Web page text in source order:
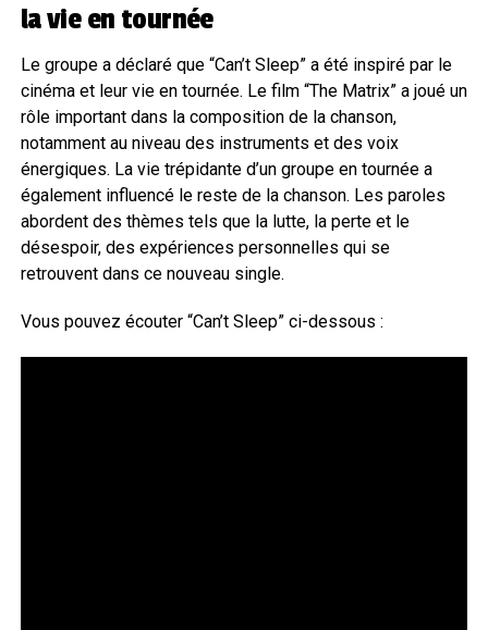
la vie en tournée
Le groupe a déclaré que “Can’t Sleep” a été inspiré par le
cinéma et leur vie en tournée. Le film “The Matrix” a joué un
rôle important dans la composition de la chanson,
notamment au niveau des instruments et des voix
énergiques. La vie trépidante d’un groupe en tournée a
également influencé le reste de la chanson. Les paroles
abordent des thèmes tels que la lutte, la perte et le
désespoir, des expériences personnelles qui se
retrouvent dans ce nouveau single.
Vous pouvez écouter “Can’t Sleep” ci-dessous :